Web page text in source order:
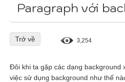
Paragraph với
Trở về 3,254
Đôi khi ta gặp các dạng background
việc sử dụng background như thế